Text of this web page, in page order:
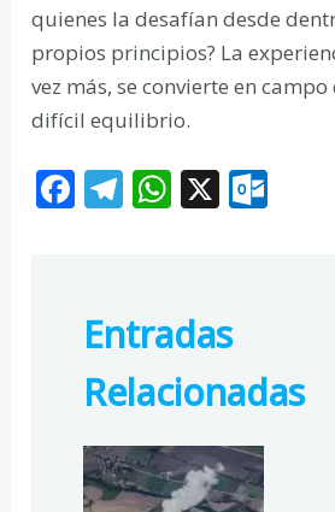
quienes la desafían desde
propios principios? La
vez más, se convierte en
difícil equilibrio.
F
o
o
k
T
a
m
W
s
A
p
p
X
c
o
Entradas
Relacionadas